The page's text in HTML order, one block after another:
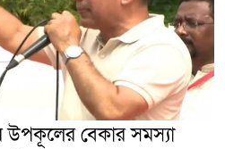
উপকূলের বেকার সমস্যা